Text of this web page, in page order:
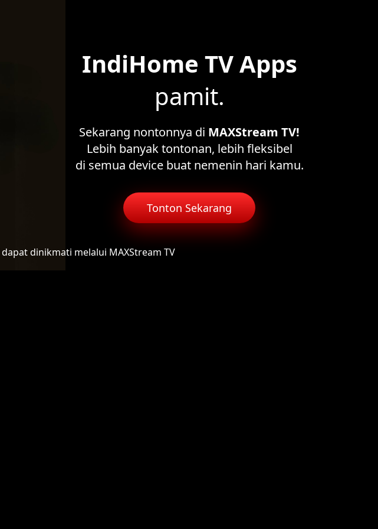
IndiHome TV Apps
pamit.
Sekarang nontonnya di MAXStream TV!
Lebih banyak tontonan, lebih fleksibel
di semua device buat nemenin hari kamu.
Tonton Sekarang
dapat dinikmati melalui MAXStream TV